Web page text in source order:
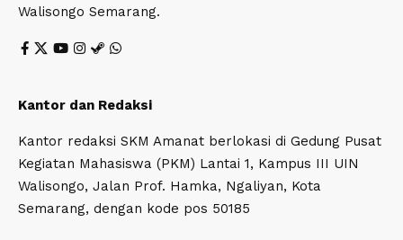
Walisongo Semarang.
Kantor dan Redaksi
Kantor redaksi SKM Amanat berlokasi di Gedung Pusat
Kegiatan Mahasiswa (PKM) Lantai 1, Kampus III UIN
Walisongo, Jalan Prof. Hamka, Ngaliyan, Kota
Semarang, dengan kode pos 50185